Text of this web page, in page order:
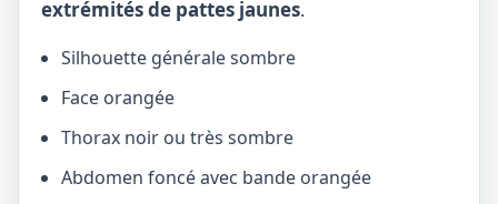
extrémités de pattes jaunes.
Silhouette générale sombre
Face orangée
Thorax noir ou très sombre
Abdomen foncé avec bande orangée